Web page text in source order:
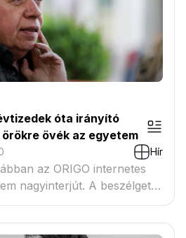
óta irányító
övék az egyetem
Hír
az ORIGO internetes
nagyinterjút. A beszélgetés
című újságban is,